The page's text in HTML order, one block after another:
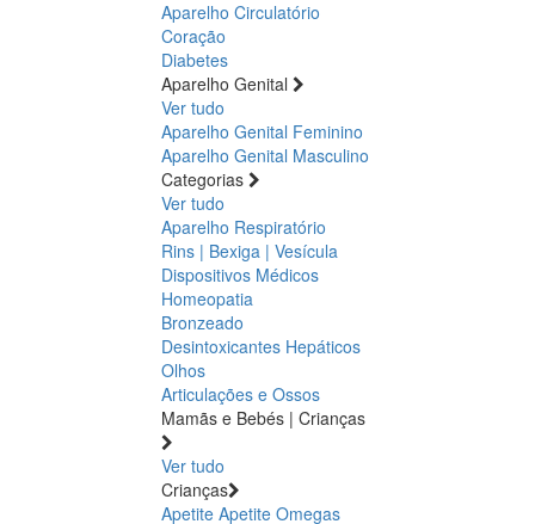
Aparelho Circulatório
Coração
Diabetes
Aparelho Genital
Ver tudo
Aparelho Genital Feminino
Aparelho Genital Masculino
Categorias
Ver tudo
Aparelho Respiratório
Rins | Bexiga | Vesícula
Dispositivos Médicos
Homeopatia
Bronzeado
Desintoxicantes Hepáticos
Olhos
Articulações e Ossos
Mamãs e Bebés | Crianças
Ver tudo
Crianças
Apetite Apetite Omegas